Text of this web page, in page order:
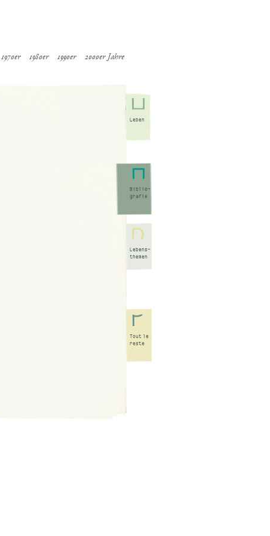
1970er 1980er 1990er 2000er Jahre
Leben
Biblio-
grafie
Lebens-
themen
Tout le
reste